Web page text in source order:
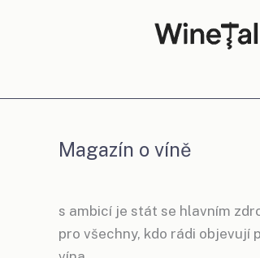
Magazín o víně
s ambicí je stát se hlavním
pro všechny, kdo rádi objevují